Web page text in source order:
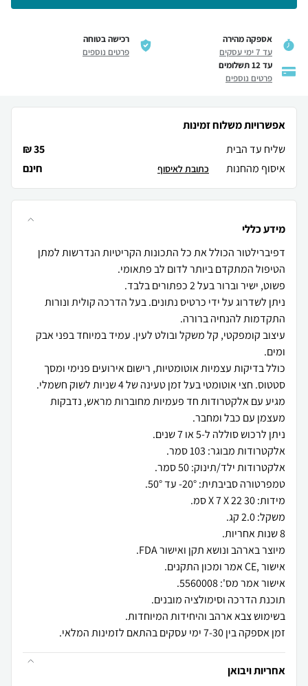
אספקה מהירה
עד 7 ימי עסקים
רכישה בטוחה
פרטים נוספים
עד 12 תשלומים
פרטים נוספים
אפשרויות משלוח זמינות
שליח עד הבית
35 ₪
איסוף מהחנות
חינם כתובת לאיסוף
מידע כללי
דפיברילטור הכולל את כל התכונות הקריטיות הנדרשות למתן
ניתן לשדרוג על ידי כרטיס נתונים. בעל הדרכה קולית ונורות
עיצוב קומפקטי, קל משקל ובולט לעין. עמיד במיוחד בפני אבק
כולל בדיקות עצמיות אוטומטיות, רישום אירועים פנימי ומסך
מגיע עם אלקטרודות חד פעמיות מחוברות מראש, נדבקות
זמן אספקה בין 7-30 ימי עסקים בהתאם לזמינות המלאי.
אחריות ויבואן